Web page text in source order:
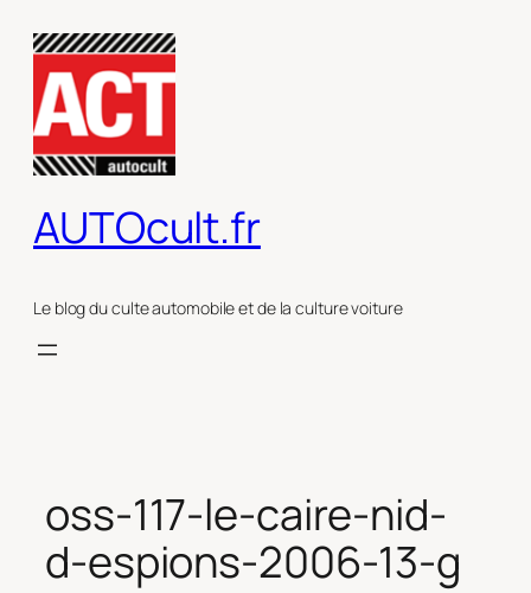
contenu
AUTOcult.fr
Le blog du culte automobile et de la culture voiture
oss-117-le-caire-nid-
d-espions-2006-13-g